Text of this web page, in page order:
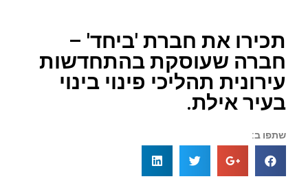
תכירו את חברת 'ביחד' –
חברה שעוסקת בהתחדשות
עירונית תהליכי פינוי בינוי
בעיר אילת.
שתפו ב: